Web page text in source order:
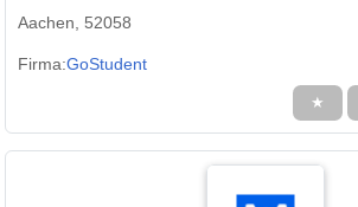
Aachen, 52058
Firma:GoStudent
★